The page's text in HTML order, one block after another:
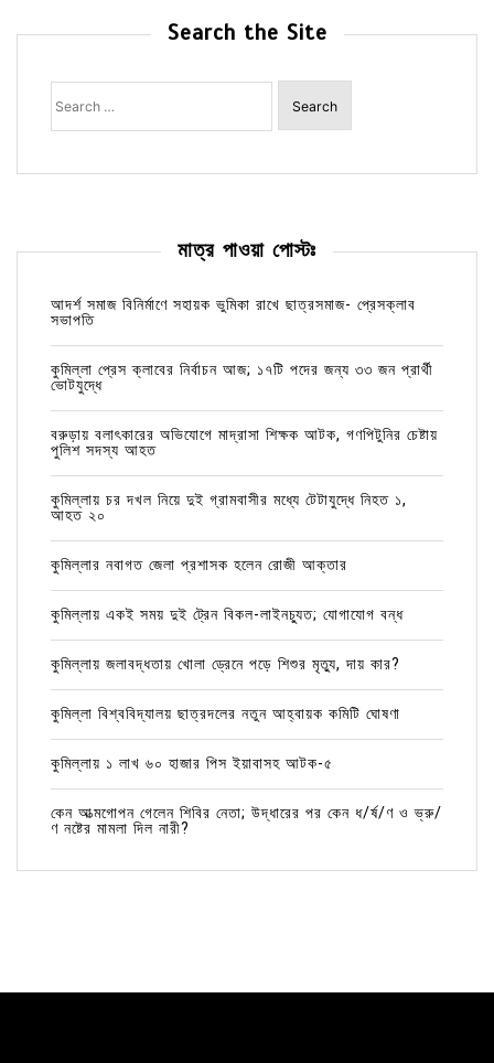
Search the Site
Search
for:
মাত্র পাওয়া পোস্টঃ
আদর্শ সমাজ বিনির্মাণে সহায়ক ভুমিকা রাখে ছাত্রসমাজ- প্রেসক্লাব
সভাপতি
কুমিল্লা প্রেস ক্লাবের নির্বাচন আজ; ১৭টি পদের জন্য ৩৩ জন প্রার্থী
ভোটযুদ্ধে
বরুড়ায় বলাৎকারের অভিযোগে মাদ্রাসা শিক্ষক আটক, গণপিটুনির চেষ্টায়
পুলিশ সদস্য আহত
কুমিল্লায় চর দখল নিয়ে দুই গ্রামবাসীর মধ্যে টেটাযুদ্ধে নিহত ১,
আহত ২০
কুমিল্লার নবাগত জেলা প্রশাসক হলেন রোজী আক্তার
কুমিল্লায় একই সময় দুই ট্রেন বিকল-লাইনচ্যুত; যোগাযোগ বন্ধ
কুমিল্লায় জলাবদ্ধতায় খোলা ড্রেনে পড়ে শিশুর মৃত্যু, দায় কার?
কুমিল্লা বিশ্ববিদ্যালয় ছাত্রদলের নতুন আহ্বায়ক কমিটি ঘোষণা
কুমিল্লায় ১ লাখ ৬০ হাজার পিস ইয়াবাসহ আটক-৫
কেন আত্মগোপন গেলেন শিবির নেতা; উদ্ধারের পর কেন ধ/র্ষ/ণ ও ভ্রু/
ণ নষ্টের মামলা দিল নারী?